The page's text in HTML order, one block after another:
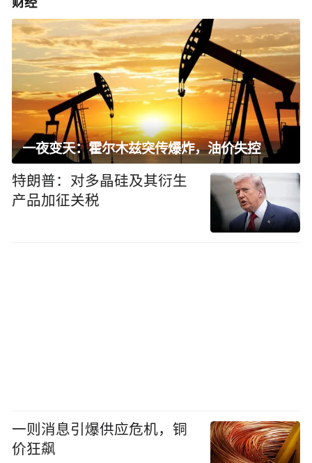
一夜变天：霍尔木兹突传爆炸，油价失控
特朗普：对多晶硅及其衍生
产品加征关税
一则消息引爆供应危机，铜
价狂飙